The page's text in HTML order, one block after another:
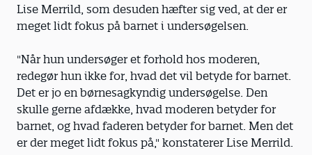
Lise Merrild, som desuden hæfter sig ved, at der er
meget lidt fokus på barnet i undersøgelsen.
"Når hun undersøger et forhold hos moderen,
redegør hun ikke for, hvad det vil betyde for barnet.
Det er jo en børnesagkyndig undersøgelse. Den
skulle gerne afdække, hvad moderen betyder for
barnet, og hvad faderen betyder for barnet. Men det
er der meget lidt fokus på," konstaterer Lise Merrild.